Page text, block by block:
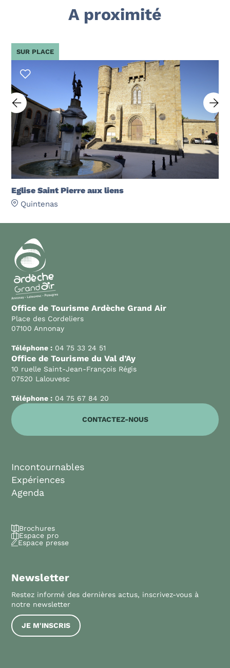
A proximité
Eglise Saint Pierre aux liens
Quintenas
SUR PLACE
Office de Tourisme Ardèche Grand Air
Place des Cordeliers
07100 Annonay
Téléphone : 04 75 33 24 51
Office de Tourisme du Val d’Ay
10 ruelle Saint-Jean-François Régis
07520 Lalouvesc
Téléphone : 04 75 67 84 20
CONTACTEZ-NOUS
Incontournables
Expériences
Agenda
Brochures
Espace pro
Espace presse
Newsletter
Restez informé des dernières actus, inscrivez-vous à
notre newsletter
JE M'INSCRIS